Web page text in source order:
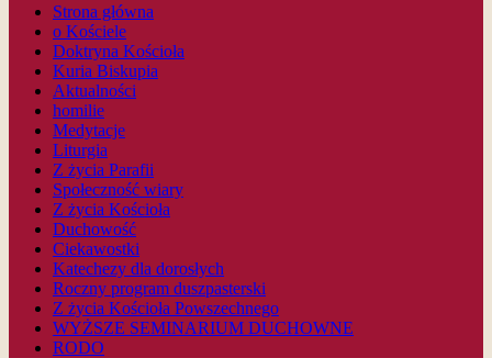
Strona główna
o Kościele
Doktryna Kościoła
Kuria Biskupia
Aktualności
homilie
Medytacje
Liturgia
Z życia Parafii
Społeczność wiary
Z życia Kościoła
Duchowość
Ciekawostki
Katechezy dla dorosłych
Roczny program duszpasterski
Z życia Kościoła Powszechnego
WYŻSZE SEMINARIUM DUCHOWNE
RODO